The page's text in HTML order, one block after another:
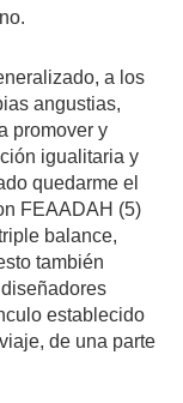
a los
angustias,
promover y
igualitaria y
quedarme el
FEAADAH (5)
balance,
también
establecido
de una parte